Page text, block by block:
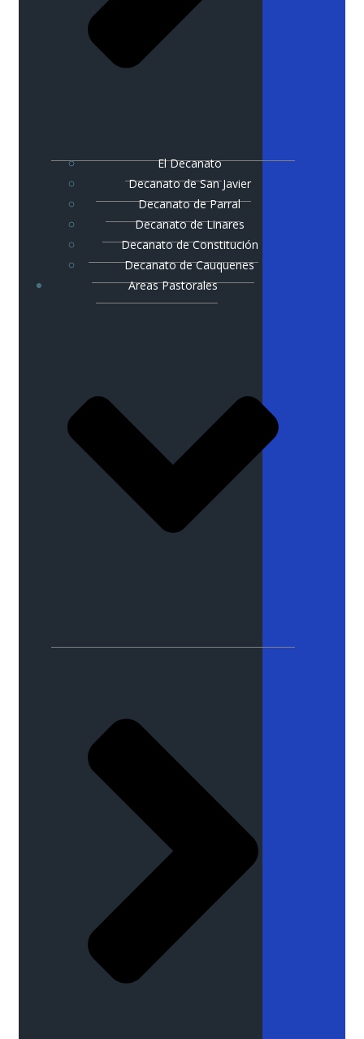
El Decanato
Decanato de San Javier
Decanato de Parral
Decanato de Linares
Decanato de Constitución
Decanato de Cauquenes
Areas Pastorales